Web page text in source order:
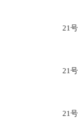
21
21
21